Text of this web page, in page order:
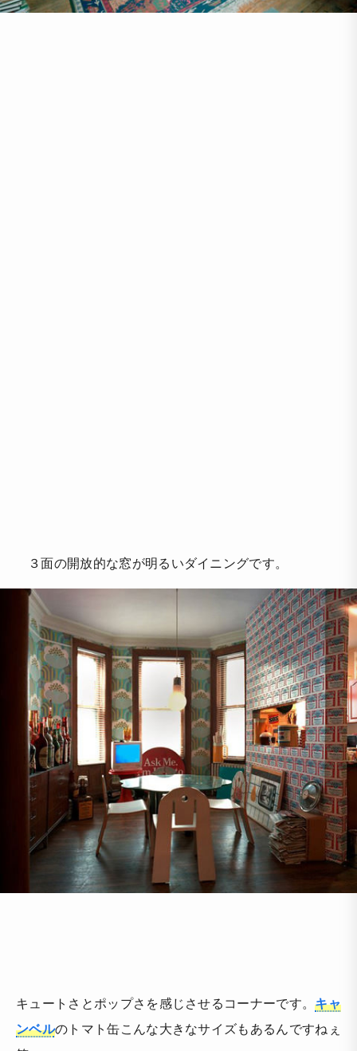
３面の開放的な窓が明るいダイニングです。
キュートさとポップさを感じさせるコーナーです。キャ
ンベルのトマト缶こんな大きなサイズもあるんですねぇ